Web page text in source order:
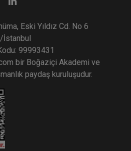
Eski Yıldız Cd. No 6
İstanbul
99993431
bir Boğaziçi Akademi ve
paydaş kuruluşudur.